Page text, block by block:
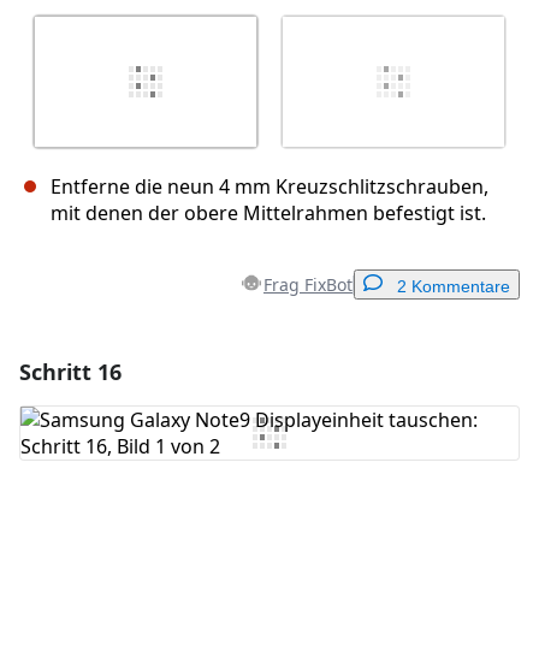
Entferne die neun 4 mm Kreuzschlitzschrauben,
mit denen der obere Mittelrahmen befestigt ist.
Frag FixBot 2 Kommentare
Kommentar hinzufügen
Schritt 16